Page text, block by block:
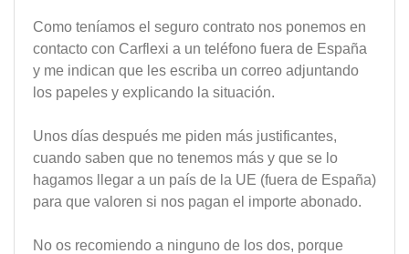
Como teníamos el seguro contrato nos ponemos en
contacto con Carflexi a un teléfono fuera de España
y me indican que les escriba un correo adjuntando
los papeles y explicando la situación.
Unos días después me piden más justificantes,
cuando saben que no tenemos más y que se lo
hagamos llegar a un país de la UE (fuera de España)
para que valoren si nos pagan el importe abonado.
No os recomiendo a ninguno de los dos, porque